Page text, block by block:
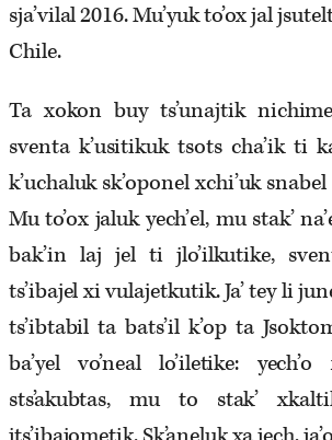
sja’vilal 2016. Mu’yuk to’ox jal
Chile.
Ta xokon buy ts’unajtik
sventa k’usitikuk tsots cha’ik ti
k’uchaluk sk’oponel xchi’uk
Mu to’ox jaluk yech’el, mu stak’
bak’in laj jel ti jlo’ilkutike,
ts’ibajel xi vulajetkutik. Ja’ tey li
ts’ibtabil ta bats’il k’op ta
ba’yel vo’neal lo’iletike:
sts’akubtas, mu to stak’